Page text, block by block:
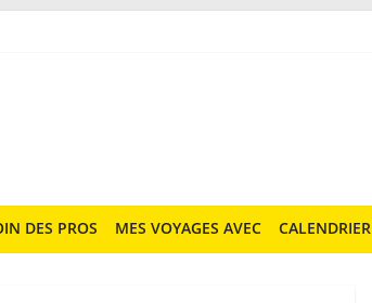
DES PROS MES VOYAGES AVEC CALENDRIER